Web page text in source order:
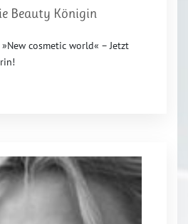
Beauty Königin
cosmetic world« – Jetzt